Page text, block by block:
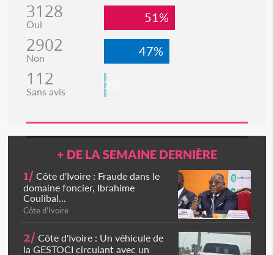
3128
Oui 51%
2902
Non 47%
112
Sans avis 2%
+ DE LA SEMAINE DERNIÈRE
1/ Côte d'Ivoire : Fraude dans le
domaine foncier, Ibrahime
Coulibal...
Côte d'Ivoire
2/ Côte d'Ivoire : Un véhicule de
la GESTOCI circulant avec un